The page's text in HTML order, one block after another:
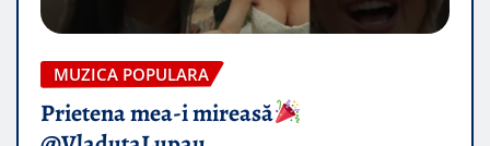
MUZICA POPULARA
Prietena mea-i mireasă​